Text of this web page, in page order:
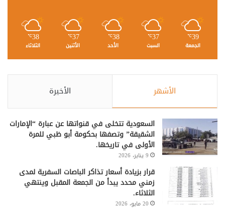
39
℃
الجمعة
37
℃
السبت
38
℃
الأحد
37
℃
الأثنين
38
℃
الثلاثاء
الأشهر الأخيرة
السعودية تتخلى في قنواتها عن عبارة “الإمارات
الشقيقة” وتصفها بحكومة أبو ظبي للمرة
الأولى في تاريخها.
9 يناير، 2026
قرار بزيادة أسعار تذاكر الباصات السفرية لمدى
زمني محدد يبدأ من الجمعة المقبل وينتهي
الثلاثاء.
20 مايو، 2026